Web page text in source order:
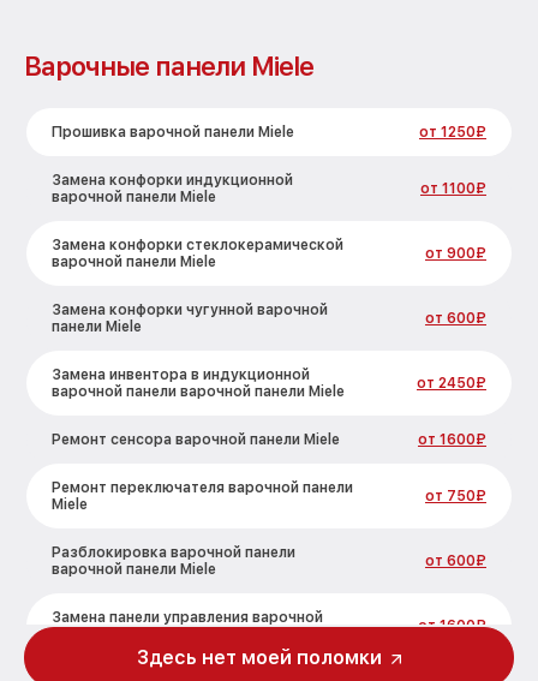
Варочные панели Miele
Прошивка варочной панели Miele от 1250₽
Замена конфорки индукционной
варочной панели Miele
от 1100₽
Замена конфорки стеклокерамической
варочной панели Miele
от 900₽
Замена конфорки чугунной варочной
панели Miele
от 600₽
Замена инвентора в индукционной
варочной панели варочной панели Miele
от 2450₽
Ремонт сенсора варочной панели Miele от 1600₽
Ремонт переключателя варочной панели
Miele
от 750₽
Разблокировка варочной панели
варочной панели Miele
от 600₽
Замена панели управления варочной
от 1600₽
Здесь нет моей поломки